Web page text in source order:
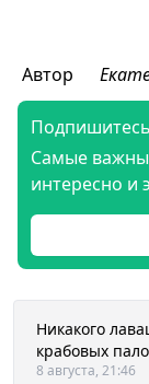
Автор
Самые
интересно и
Никакого
крабовых
8 августа, 21:46